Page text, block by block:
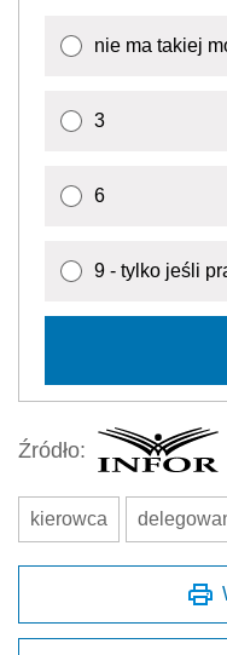
nie ma takiej
3
6
9 - tylko jeśli
Źródło:
kierowca